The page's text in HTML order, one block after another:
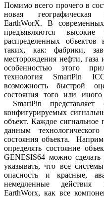
Помимо всего прочего в
новая географическая
EarthWorX. В
предъявляются
распределенных
таких, как: фабрики,
месторождения нефти,
особенностью этого
технология SmartPin
возможность быстрой
состояния того или
SmartPin
конфигурируемых
объект. Каждое
данным
состояния объекта.
определять состояние
GENESIS64 можно
указывать, что все
опасность и красные,
немедленные действия
EarthWorx, как все